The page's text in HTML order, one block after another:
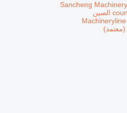
Sancheng
الصين
(معتمد)